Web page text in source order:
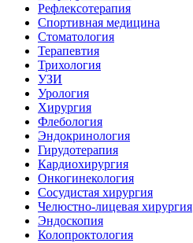
Рефлексотерапия
Спортивная медицина
Стоматология
Терапевтия
Трихология
УЗИ
Урология
Хирургия
Флебология
Эндокринология
Гирудотерапия
Кардиохирургия
Онкогинекология
Сосудистая хирургия
Челюстно-лицевая хирургия
Эндоскопия
Колопроктология